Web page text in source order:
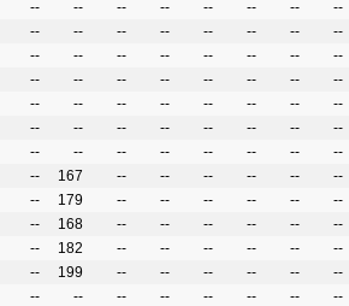
-- -- -- -- -- -- --
--
-- -- -- -- -- -- --
--
-- -- -- -- -- -- --
--
-- -- -- -- -- -- --
--
-- -- -- -- -- -- --
--
-- -- -- -- -- -- --
--
-- -- -- -- -- -- --
--
-- 167 -- -- -- -- --
--
-- 179 -- -- -- -- --
--
-- 168 -- -- -- -- --
--
-- 182 -- -- -- -- --
--
-- 199 -- -- -- -- --
--
-- -- -- -- -- -- --
--